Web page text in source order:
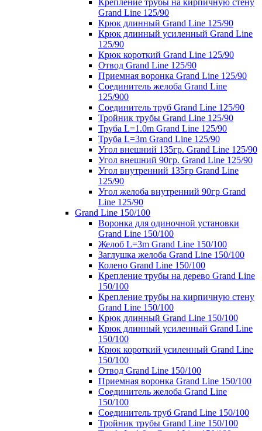
Крепление трубы на кирпичную стену
Grand Line 125/90
Крюк длинный Grand Line 125/90
Крюк длинный усиленный Grand Line
125/90
Крюк короткий Grand Line 125/90
Отвод Grand Line 125/90
Приемная воронка Grand Line 125/90
Соединитель желоба Grand Line
125/900
Соединитель труб Grand Line 125/90
Тройник трубы Grand Line 125/90
Труба L=1.0m Grand Line 125/90
Труба L=3m Grand Line 125/90
Угол внешний 135гр. Grand Line 125/90
Угол внешний 90гр. Grand Line 125/90
Угол внутренний 135гр Grand Line
125/90
Угол желоба внутренний 90гр Grand
Line 125/90
Grand Line 150/100
Воронка для одиночной установки
Grand Line 150/100
Желоб L=3m Grand Line 150/100
Заглушка желоба Grand Line 150/100
Колено Grand Line 150/100
Крепление трубы на дерево Grand Line
150/100
Крепление трубы на кирпичную стену
Grand Line 150/100
Крюк длинный Grand Line 150/100
Крюк длинный усиленный Grand Line
150/100
Крюк короткий усиленный Grand Line
150/100
Отвод Grand Line 150/100
Приемная воронка Grand Line 150/100
Соединитель желоба Grand Line
150/100
Соединитель труб Grand Line 150/100
Тройник трубы Grand Line 150/100